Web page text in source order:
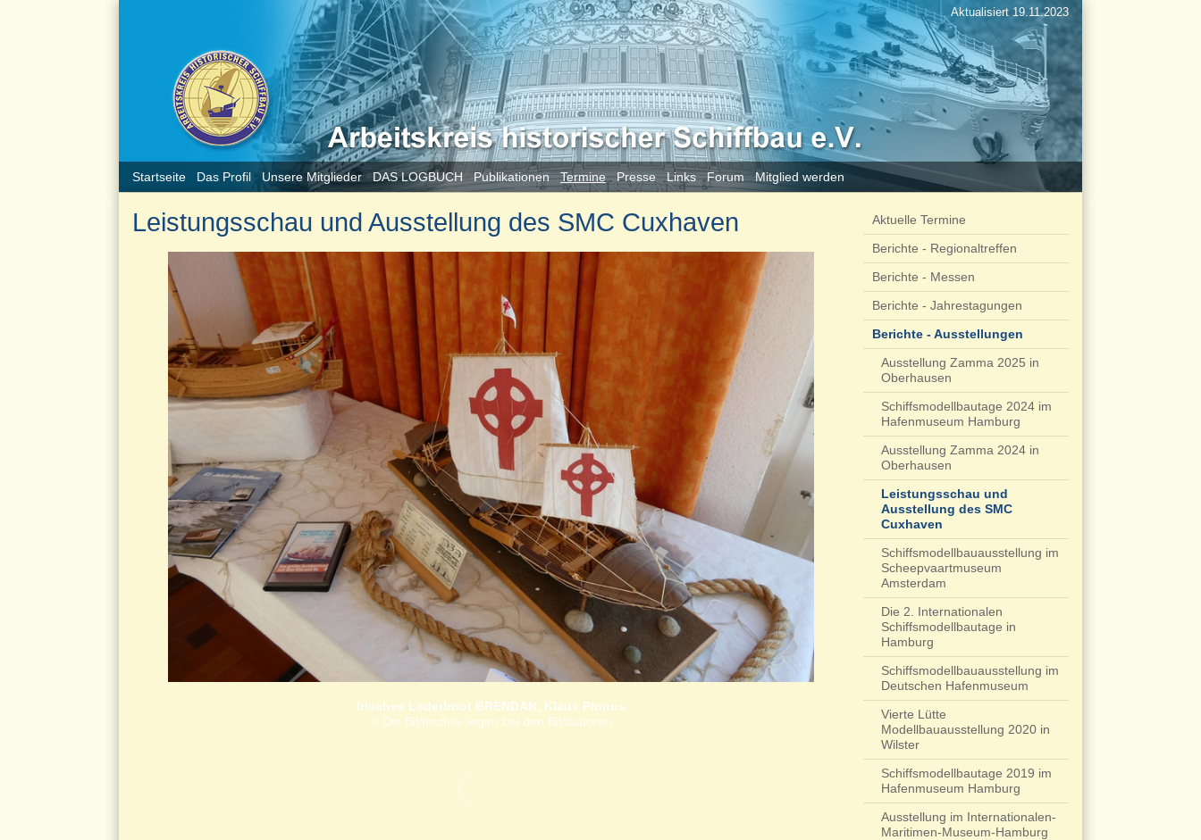
Startseite Das Profil Unsere Mitglieder DAS LOGBUCH Publikationen Termine Presse Links Forum Mitglied werden
Aktualisiert 19.11.2023
Leistungsschau und Ausstellung des SMC Cuxhaven
Irisches Lederboot BRENDAN, Klaus Plonus
© Die Bildrechte liegen bei den Bildautoren
Aktuelle Termine
Berichte - Regionaltreffen
Berichte - Messen
Berichte - Jahrestagungen
Berichte - Ausstellungen
Ausstellung Zamma 2025 in
Oberhausen
Schiffsmodellbautage 2024 im
Hafenmuseum Hamburg
Ausstellung Zamma 2024 in
Oberhausen
Leistungsschau und
Ausstellung des SMC
Cuxhaven
Schiffsmodellbauausstellung im
Scheepvaartmuseum
Amsterdam
Die 2. Internationalen
Schiffsmodellbautage in
Hamburg
Schiffsmodellbauausstellung im
Deutschen Hafenmuseum
Vierte Lütte
Modellbauausstellung 2020 in
Wilster
Schiffsmodellbautage 2019 im
Hafenmuseum Hamburg
Ausstellung im Internationalen-
Maritimen-Museum-Hamburg